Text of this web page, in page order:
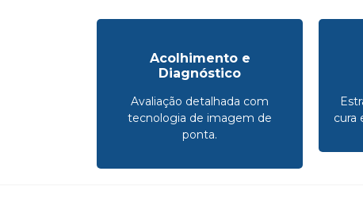
Acolhimento e
Diagnóstico
Avaliação detalhada com
tecnologia de imagem de
ponta.
cura